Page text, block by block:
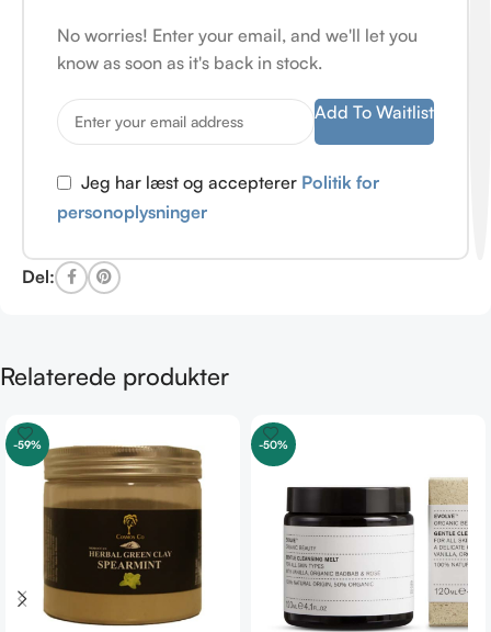
No worries! Enter your email, and we'll let you
know as soon as it's back in stock.
Add To Waitlist
Jeg har læst og accepterer Politik for
personoplysninger
Del:
Relaterede produkter
-59% -50%